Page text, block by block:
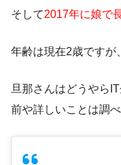
そして2017年に娘で
年齢は現在2歳ですが
旦那さんはどうやら
前や詳しいことは調